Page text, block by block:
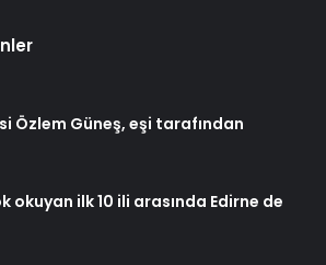
Özlem Güneş, eşi tarafından
okuyan ilk 10 ili arasında Edirne de